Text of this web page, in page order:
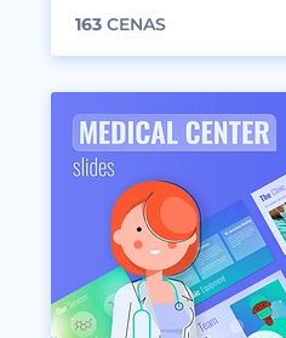
163 CENAS